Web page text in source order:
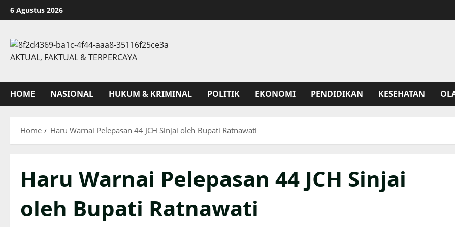
Skip
to
6 Agustus 2026
AKTUAL, FAKTUAL & TERPERCAYA
HOME NASIONAL HUKUM & KRIMINAL POLITIK EKONOMI PENDIDIKAN KESEHATAN
Home Haru Warnai Pelepasan 44 JCH Sinjai oleh Bupati Ratnawati
Haru Warnai Pelepasan 44 JCH Sinjai
oleh Bupati Ratnawati